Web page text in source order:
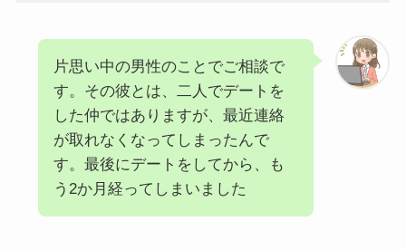
片思い中の男性のことでご相談で
す。その彼とは、二人でデートを
した仲ではありますが、最近連絡
が取れなくなってしまったんで
す。最後にデートをしてから、も
う2か月経ってしまいました